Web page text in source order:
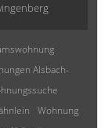
Alsbach-
Wohnung